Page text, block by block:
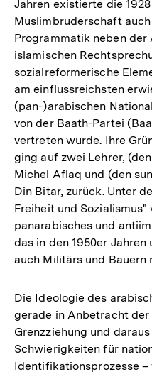
Jahren existierte die
Muslimbruderschaft
Programmatik neben der
islamischen
sozialreformerische
am einflussreichsten
(pan-)arabischen
von der Baath-Partei
vertreten wurde. Ihre
ging auf zwei Lehrer,
Michel Aflaq und (den
Din Bitar, zurück. Unter
Freiheit und
panarabisches und
das in den 1950er
auch Militärs und Bauern
Die Ideologie des
gerade in Anbetracht
Grenzziehung und
Schwierigkeiten für
Identifikationsprozesse –